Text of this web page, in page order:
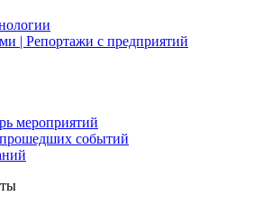
| Репортажи с предприятий
мероприятий
событий